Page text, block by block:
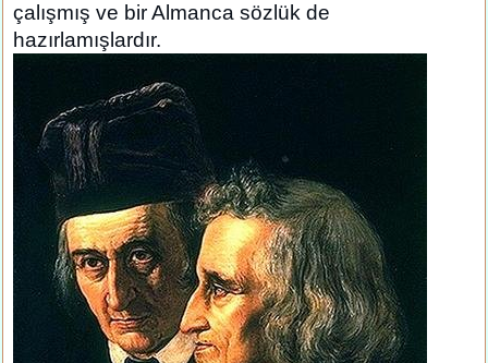
çalışmış ve bir Almanca sözlük de
hazırlamışlardır.